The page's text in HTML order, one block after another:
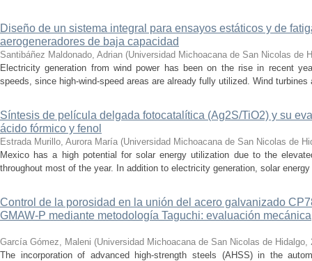
Diseño de un sistema integral para ensayos estáticos y de
aerogeneradores de baja capacidad
Santibáñez Maldonado, Adrian (Universidad Michoacana de San Nicolas de
Electricity generation from wind power has been on the rise in recent
speeds, since high-wind-speed areas are already fully utilized. Wind
Síntesis de película delgada fotocatalítica (Ag2S/TiO2) y su
ácido fórmico y fenol
Estrada Murillo, Aurora María (Universidad Michoacana de San Nicolas de
Mexico has a high potential for solar energy utilization due to the
throughout most of the year. In addition to electricity generation, solar
Control de la porosidad en la unión del acero galvanizado
GMAW-P mediante metodología Taguchi: evaluación
García Gómez, Maleni (Universidad Michoacana de San Nicolas de Hidalgo,
The incorporation of advanced high-strength steels (AHSS) in the